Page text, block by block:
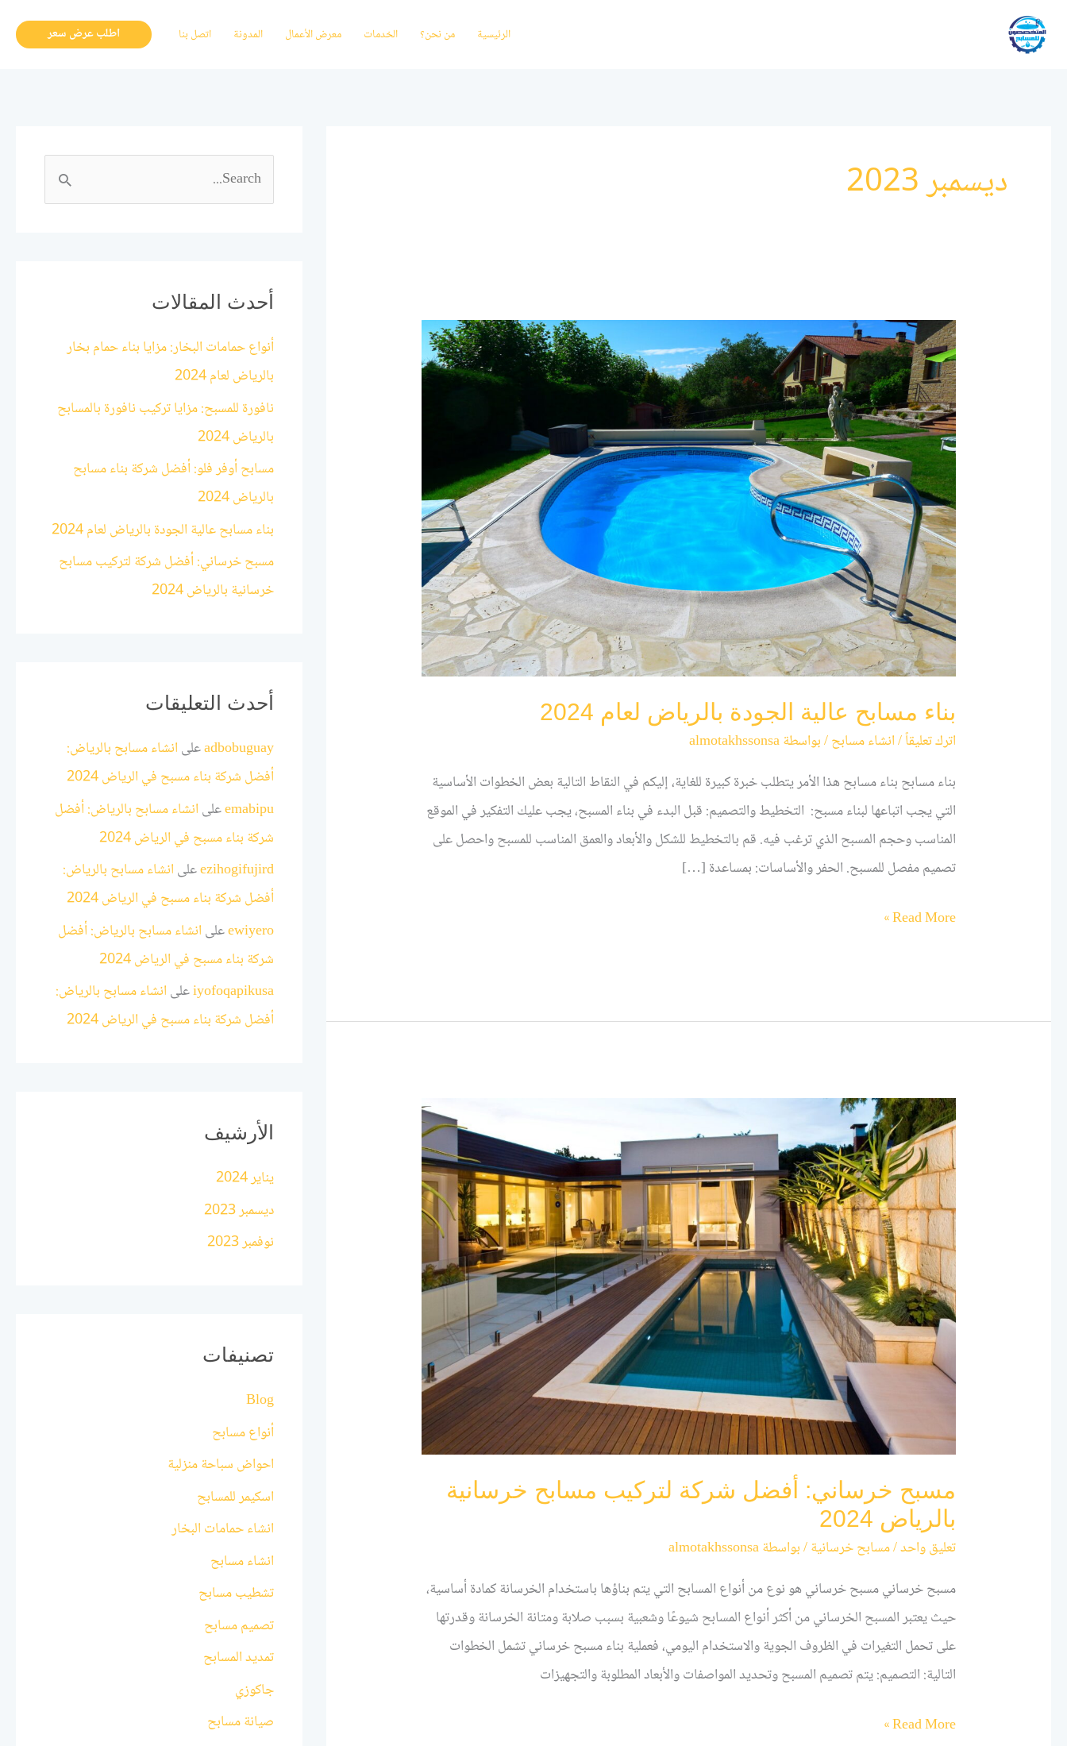
تخطي
الرئيسية من نحن؟ الخدمات معرض الأعمال المدونة اتصل بنا اطلب عرض سعر
ديسمبر 2023
بناء مسابح عالية الجودة بالرياض لعام 2024
اترك تعليقاً/انشاء مسابح/ بواسطةalmotakhssonsa
بناء مسابح بناء مسابح هذا الأمر يتطلب خبرة كبيرة للغاية، إليكم في النقاط التالية بعض الخطوات الأساسية
التي يجب اتباعها لبناء مسبح: التخطيط والتصميم: قبل البدء في بناء المسبح، يجب عليك التفكير في الموقع
المناسب وحجم المسبح الذي ترغب فيه. قم بالتخطيط للشكل والأبعاد والعمق المناسب للمسبح واحصل على
تصميم مفصل للمسبح. الحفر والأساسات: بمساعدة […]
بناء
مسابح
عالية
الجودة
بالرياض
لعام
2024
Read More »
مسبح خرساني: أفضل شركة لتركيب مسابح خرسانية
بالرياض 2024
تعليق واحد/مسابح خرسانية/ بواسطةalmotakhssonsa
مسبح خرساني مسبح خرساني هو نوع من أنواع المسابح التي يتم بناؤها باستخدام الخرسانة كمادة أساسية،
حيث يعتبر المسبح الخرساني من أكثر أنواع المسابح شيوعًا وشعبية بسبب صلابة ومتانة الخرسانة وقدرتها
على تحمل التغيرات في الظروف الجوية والاستخدام اليومي، فعملية بناء مسبح خرساني تشمل الخطوات
التالية: التصميم: يتم تصميم المسبح وتحديد المواصفات والأبعاد المطلوبة والتجهيزات
مسبح
خرساني:
أفضل
شركة
لتركيب
مسابح
خرسانية
بالرياض
2024
Read More »
ل
ث
ن
:
أحدث المقالات
أنواع حمامات البخار: مزايا بناء حمام بخار
بالرياض لعام 2024
نافورة للمسبح: مزايا تركيب نافورة بالمسابح
بالرياض 2024
مسابح أوفر فلو: أفضل شركة بناء مسابح
بالرياض 2024
بناء مسابح عالية الجودة بالرياض لعام 2024
مسبح خرساني: أفضل شركة لتركيب مسابح
خرسانية بالرياض 2024
أحدث التعليقات
adbobuguayعلى انشاء مسابح بالرياض:
أفضل شركة بناء مسبح في الرياض 2024
emabipuعلى انشاء مسابح بالرياض: أفضل
شركة بناء مسبح في الرياض 2024
ezihogifujirdعلى انشاء مسابح بالرياض:
أفضل شركة بناء مسبح في الرياض 2024
ewiyeroعلى انشاء مسابح بالرياض: أفضل
شركة بناء مسبح في الرياض 2024
iyofoqapikusaعلى انشاء مسابح بالرياض:
أفضل شركة بناء مسبح في الرياض 2024
الأرشيف
يناير 2024
ديسمبر 2023
نوفمبر 2023
تصنيفات
Blog
أنواع مسابح
احواض سباحة منزلية
اسكيمر للمسابح
انشاء حمامات البخار
انشاء مسابح
تشطيب مسابح
تصميم مسابح
تمديد المسابح
جاكوزي
صيانة مسابح